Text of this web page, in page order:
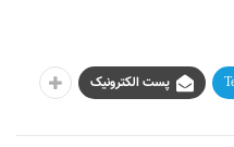
پست الکترونیک